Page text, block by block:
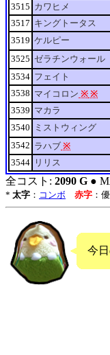
3515 カワヒメ
3517 キングトータス
3519 ケルピー
3525 ゼラチンウォール
3534 フェイト
3538 マイコロン ※ ※
3539 マカラ
3540
ミストウィング
3542 ラハブ ※
3544 リリス
全コスト: 2090 G ●
* 太字 ： コンボ 赤字 ：
今